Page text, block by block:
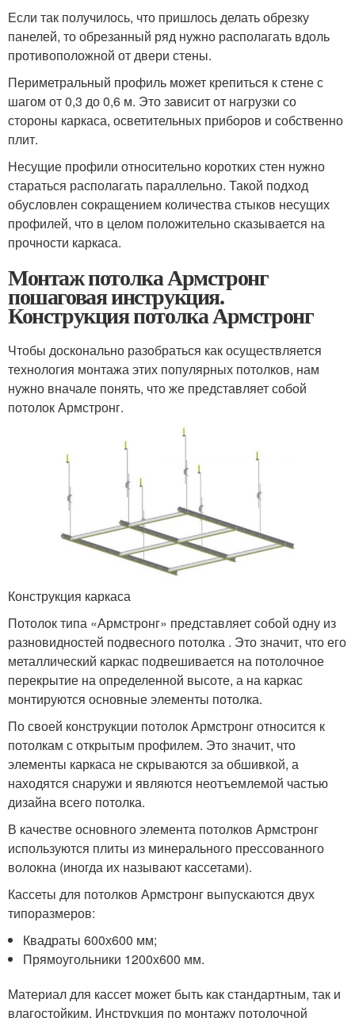
Если так получилось, что пришлось делать обрезку
панелей, то обрезанный ряд нужно располагать вдоль
противоположной от двери стены.
Периметральный профиль может крепиться к стене с
шагом от 0,3 до 0,6 м. Это зависит от нагрузки со
стороны каркаса, осветительных приборов и собственно
плит.
Несущие профили относительно коротких стен нужно
стараться располагать параллельно. Такой подход
обусловлен сокращением количества стыков несущих
профилей, что в целом положительно сказывается на
прочности каркаса.
Монтаж потолка Армстронг
пошаговая инструкция.
Конструкция потолка Армстронг
Чтобы досконально разобраться как осуществляется
технология монтажа этих популярных потолков, нам
нужно вначале понять, что же представляет собой
потолок Армстронг.
Конструкция каркаса
Потолок типа «Армстронг» представляет собой одну из
разновидностей подвесного потолка . Это значит, что его
металлический каркас подвешивается на потолочное
перекрытие на определенной высоте, а на каркас
монтируются основные элементы потолка.
По своей конструкции потолок Армстронг относится к
потолкам с открытым профилем. Это значит, что
элементы каркаса не скрываются за обшивкой, а
находятся снаружи и являются неотъемлемой частью
дизайна всего потолка.
В качестве основного элемента потолков Армстронг
используются плиты из минерального прессованного
волокна (иногда их называют кассетами).
Кассеты для потолков Армстронг выпускаются двух
типоразмеров:
Квадраты 600х600 мм;
Прямоугольники 1200х600 мм.
Материал для кассет может быть как стандартным, так и
влагостойким. Инструкция по монтажу потолочной